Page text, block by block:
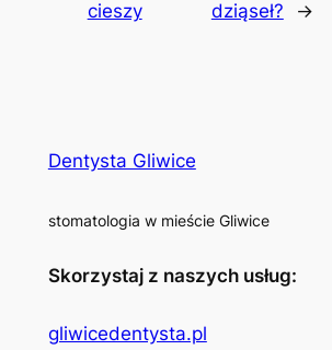
cieszy
dziąseł?
→
Dentysta Gliwice
stomatologia w mieście Gliwice
Skorzystaj z naszych usług:
gliwicedentysta.pl